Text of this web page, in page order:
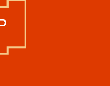
P